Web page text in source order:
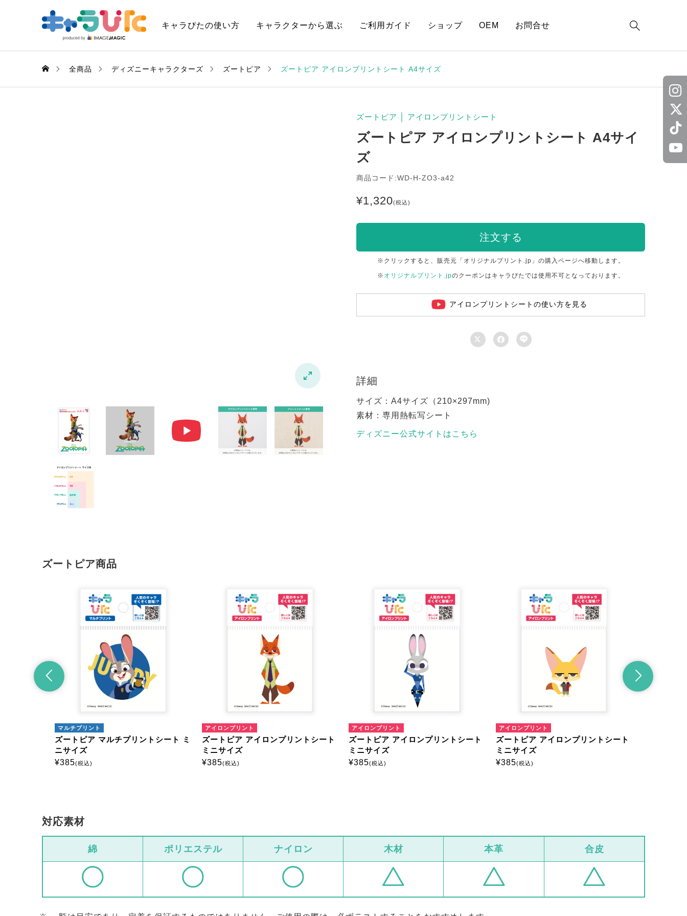
キャラぴたの使い方 キャラクターから選ぶ ご利用ガイド ショップ OEM お問合せ 
全商品 ディズニーキャラクターズ ズートピア ズートピア アイロンプリントシート A4サイズ

ズートピア アイロンプリントシート
ズートピア アイロンプリントシート A4サイ
ズ
商品コード:WD-H-ZO3-a42
¥1,320(税込)
注文する
※クリックすると、販売元「オリジナルプリント.jp」の購入ページへ移動します。
※ オリジナルプリント.jpのクーポンはキャラぴたでは使用不可となっております。
アイロンプリントシートの使い方を見る
  
詳細
サイズ：A4サイズ（210×297mm)
素材：専用熱転写シート
ディズニー公式サイトはこちら
ズートピア商品
マルチプリント
ズートピア マルチプリントシート ミ
ニサイズ
¥385(税込)
アイロンプリント
ズートピア アイロンプリントシート
ミニサイズ
¥385(税込)
アイロンプリント
ズートピア アイロンプリントシート
ミニサイズ
¥385(税込)
アイロンプリント
ズートピア アイロンプリントシート
ミニサイズ
¥385(税込)
対応素材
綿 ポリエステル ナイロン 木材 本革 合皮